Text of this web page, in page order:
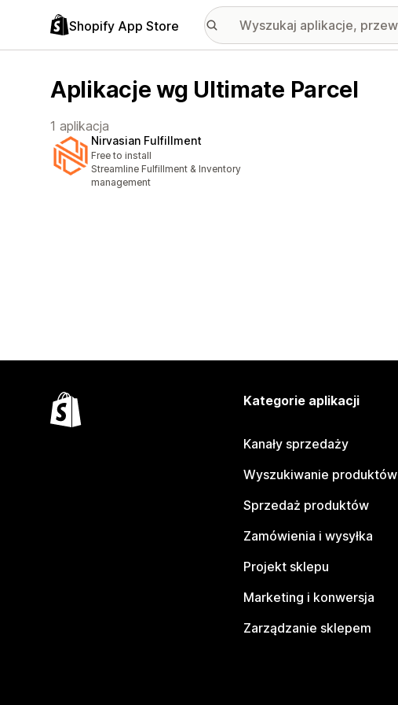
Shopify App Store
Aplikacje wg Ultimate Parcel
1 aplikacja
Nirvasian Fulfillment
Free to install
Streamline Fulfillment & Inventory
management
Kategorie aplikacji
Kanały sprzedaży
Wyszukiwanie produktów
Sprzedaż produktów
Zamówienia i wysyłka
Projekt sklepu
Marketing i konwersja
Zarządzanie sklepem